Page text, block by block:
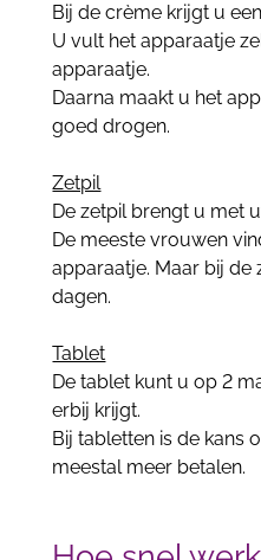
Bij de crème krijgt u
U vult het apparaatje
apparaatje.
Daarna maakt u het
goed drogen.
Zetpil
De zetpil brengt u met
De meeste vrouwen
apparaatje. Maar bij de
dagen.
Tablet
De tablet kunt u op 2
erbij krijgt.
Bij tabletten is de kans
meestal meer betalen.